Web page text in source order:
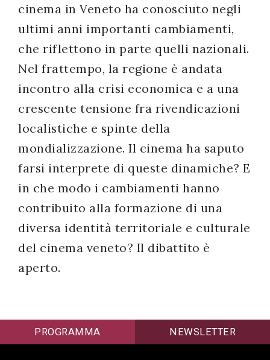
cinema in Veneto ha conosciuto negli
ultimi anni importanti cambiamenti,
che riflettono in parte quelli nazionali.
Nel frattempo, la regione è andata
incontro alla crisi economica e a una
crescente tensione fra rivendicazioni
localistiche e spinte della
mondializzazione. Il cinema ha saputo
farsi interprete di queste dinamiche? E
in che modo i cambiamenti hanno
contribuito alla formazione di una
diversa identità territoriale e culturale
del cinema veneto? Il dibattito è
aperto.
PROGRAMMA NEWSLETTER